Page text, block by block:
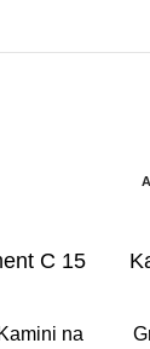
C 15
Kamini na